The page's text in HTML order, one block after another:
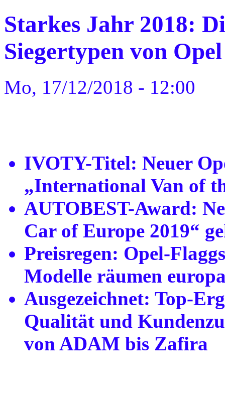
Starkes Jahr 2018:
Siegertypen von Opel
Mo, 17/12/2018 - 12:00
IVOTY-Titel: Neuer
„International Van of
AUTOBEST-Award:
Car of Europe 2019“
Preisregen: Opel-
Modelle räumen
Ausgezeichnet: Top-
Qualität und
von ADAM bis Zafira